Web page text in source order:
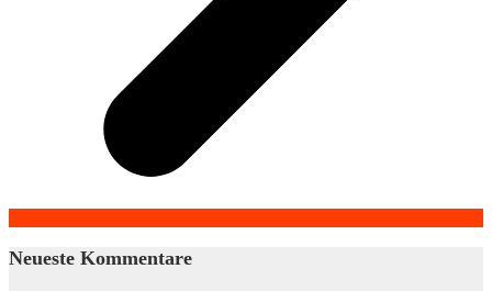
Neueste Kommentare